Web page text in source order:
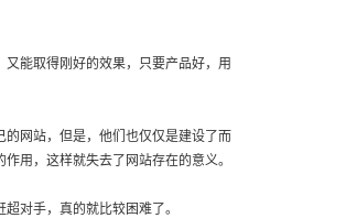
能取得刚好的效果，只要产品好，用
网站，但是，他们也仅仅是建设了而
用，这样就失去了网站存在的意义。
对手，真的就比较困难了。